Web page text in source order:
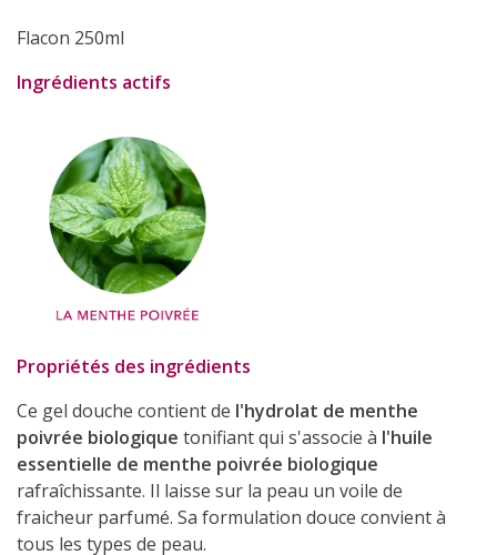
Flacon 250ml
Ingrédients actifs
Propriétés des ingrédients
Ce gel douche contient de l'hydrolat de menthe
poivrée biologique tonifiant qui s'associe à l'huile
essentielle de menthe poivrée biologique
rafraîchissante. Il laisse sur la peau un voile de
fraicheur parfumé. Sa formulation douce convient à
tous les types de peau.